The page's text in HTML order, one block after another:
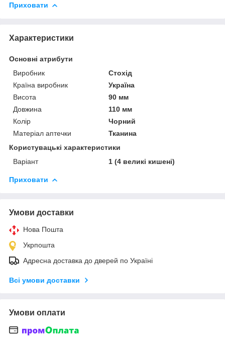
Приховати
Характеристики
Основні атрибути
Виробник
Стохід
Країна виробник
Україна
Висота
90 мм
Довжина
110 мм
Колір
Чорний
Матеріал аптечки
Тканина
Користувацькi характеристики
Варіант
1 (4 великі кишені)
Приховати
Умови доставки
Нова Пошта
Укрпошта
Адресна доставка до дверей по Україні
Всі умови доставки
Умови оплати